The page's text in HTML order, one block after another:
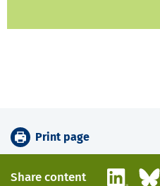
Print page
Share content